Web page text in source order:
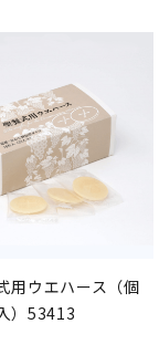
用ウエハース（個
）53413